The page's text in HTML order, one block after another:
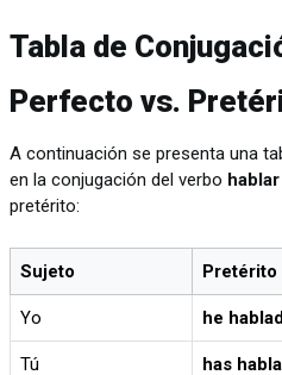
Tabla de
Perfecto vs.
A continuación se presenta una
en la conjugación del verbo hablar
pretérito:
Sujeto
Yo he
Tú has